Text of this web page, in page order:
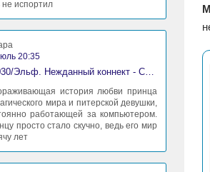
не испортил
20:35
2:5030/Эльф. Нежданный коннект - Станислав Миков
история любви принца
мира и питерской девушки,
работающей за компьютером.
просто стало скучно, ведь его мир
лет